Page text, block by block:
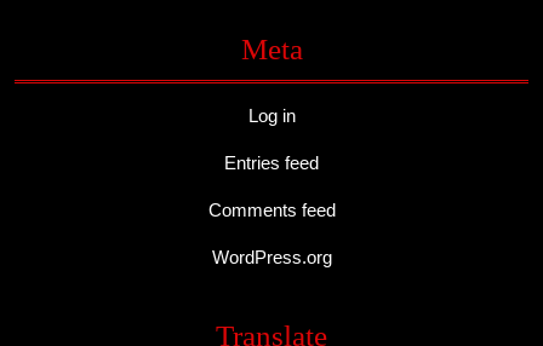
Meta
Log in
Entries feed
Comments feed
WordPress.org
Translate